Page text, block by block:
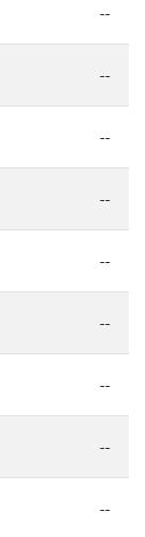
--
--
--
--
--
--
--
--
--